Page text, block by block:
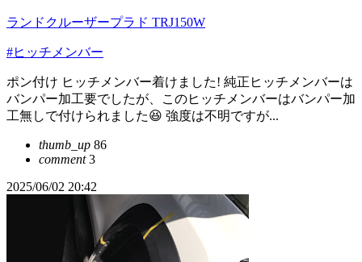
ランドクルーザープラド TRJ150W
#ヒッチメンバー
ポン付け ヒッチメンバー着けました! 純正ヒッチメンバーは
バンパー加工要でしたが、このヒッチメンバーはバンパー加
工無しで付けられました😆 強度は不明ですが...
thumb_up 86
comment3
2025/06/02 20:42